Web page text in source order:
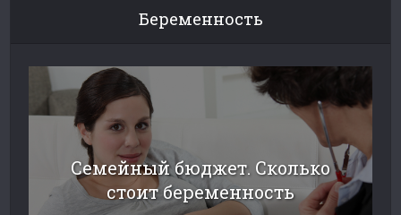
Беременность
Семейный бюджет. Сколько
стоит беременность